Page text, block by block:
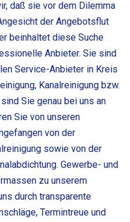
daß sie vor dem Dilemma
der Angebotsflut
beinhaltet diese Suche
Anbieter. Sie sind
Service-Anbieter in Kreis
Kanalreinigung bzw.
Sie genau bei uns an
Sie von unseren
von der
sowie von der
Gewerbe- und
zu unserem
durch transparente
Termintreue und